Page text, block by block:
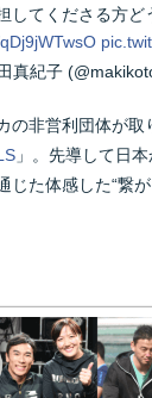
してくださる方ど
真紀子
の非営利団体が取
」。先導して日
じた体感した“繋